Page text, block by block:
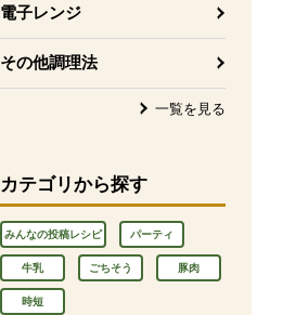
電子レンジ
その他調理法
一覧を見る
カテゴリから探す
みんなの投稿レシピ パーティ
牛乳 ごちそう 豚肉
時短